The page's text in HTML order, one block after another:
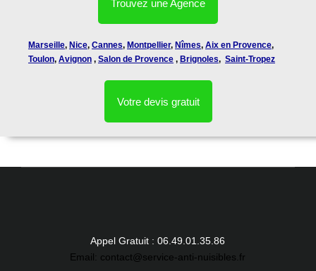
Trouvez une Agence
Marseille, Nice, Cannes, Montpellier, Nîmes, Aix en Provence,
Toulon, Avignon , Salon de Provence , Brignoles, Saint-Tropez
Votre devis gratuit
Appel Gratuit : 06.49.01.35.86
Email: contact@service-anti-nuisibles.fr